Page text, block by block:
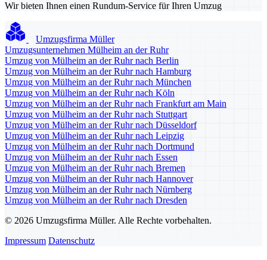
Wir bieten Ihnen einen Rundum-Service für Ihren Umzug
Umzugsfirma Müller
Umzugsunternehmen Mülheim an der Ruhr
Umzug von Mülheim an der Ruhr nach Berlin
Umzug von Mülheim an der Ruhr nach Hamburg
Umzug von Mülheim an der Ruhr nach München
Umzug von Mülheim an der Ruhr nach Köln
Umzug von Mülheim an der Ruhr nach Frankfurt am Main
Umzug von Mülheim an der Ruhr nach Stuttgart
Umzug von Mülheim an der Ruhr nach Düsseldorf
Umzug von Mülheim an der Ruhr nach Leipzig
Umzug von Mülheim an der Ruhr nach Dortmund
Umzug von Mülheim an der Ruhr nach Essen
Umzug von Mülheim an der Ruhr nach Bremen
Umzug von Mülheim an der Ruhr nach Hannover
Umzug von Mülheim an der Ruhr nach Nürnberg
Umzug von Mülheim an der Ruhr nach Dresden
© 2026 Umzugsfirma Müller. Alle Rechte vorbehalten.
Impressum Datenschutz